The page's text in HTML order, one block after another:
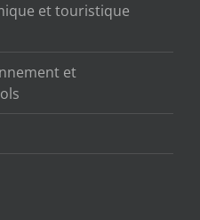
et touristique
et